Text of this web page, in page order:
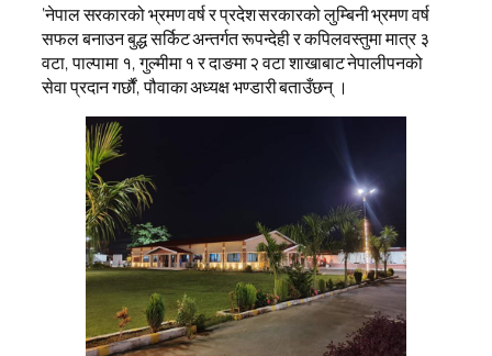
‘नेपाल सरकारको भ्रमण वर्ष र प्रदेश सरकारको लुम्बिनी भ्रमण वर्ष
सफल बनाउन बुद्ध सर्किट अन्तर्गत रूपन्देही र कपिलवस्तुमा मात्र ३
वटा, पाल्पामा १, गुल्मीमा १ र दाङमा २ वटा शाखाबाट नेपालीपनको
सेवा प्रदान गर्छौं, पौवाका अध्यक्ष भण्डारी बताउँछन् ।